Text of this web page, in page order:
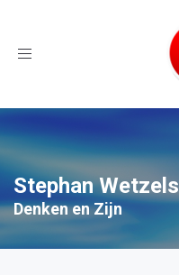
Toggle
Stephan Wetzels
Denken en Zijn